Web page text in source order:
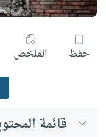
حفظ الملخص
قائمة